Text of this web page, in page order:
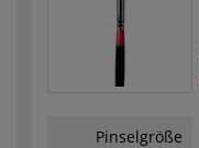
Pinselgröße